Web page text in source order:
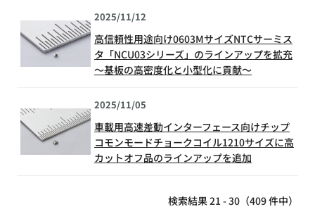
2025/11/12
高信頼性用途向け0603MサイズNTCサーミス
タ「NCU03シリーズ」のラインアップを拡充
～基板の高密度化と小型化に貢献～
2025/11/05
車載用高速差動インターフェース向けチップ
コモンモードチョークコイル1210サイズに高
カットオフ品のラインアップを追加
検索結果 21 - 30（409 件中）